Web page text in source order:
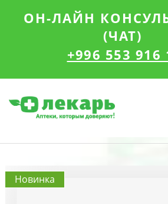
ОН-ЛАЙН
(ЧАТ)
+996 553 916
Новинка